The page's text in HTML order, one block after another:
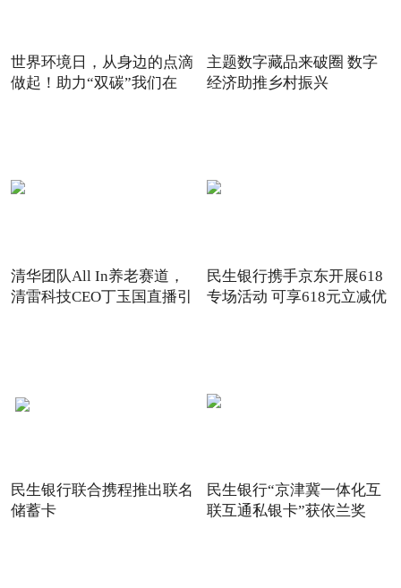
世界环境日，从身边的点滴
做起！助力“双碳”我们在
主题数字藏品来破圈 数字
经济助推乡村振兴
清华团队All In养老赛道，
清雷科技CEO丁玉国直播引
民生银行携手京东开展618
专场活动 可享618元立减优
民生银行联合携程推出联名
储蓄卡
民生银行“京津冀一体化互
联互通私银卡”获依兰奖